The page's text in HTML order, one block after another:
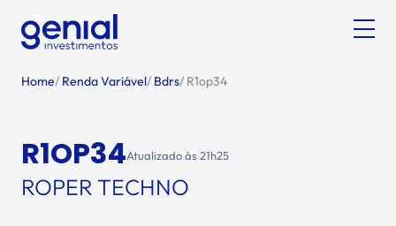
Home/ Renda Variável/ Bdrs/ R1op34
R1OP34Atualizado às 21h25
ROPER TECHNO